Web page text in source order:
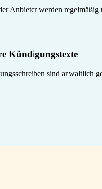
Anbieter werden regelmäßig
Kündigungstexte
sind anwaltlich